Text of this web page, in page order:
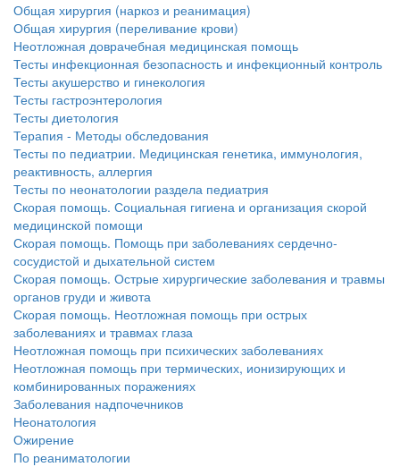
Общая хирургия (наркоз и реанимация)
Общая хирургия (переливание крови)
Неотложная доврачебная медицинская помощь
Тесты инфекционная безопасность и инфекционный контроль
Тесты акушерство и гинекология
Тесты гастроэнтерология
Тесты диетология
Терапия - Методы обследования
Тесты по педиатрии. Медицинская генетика, иммунология,
реактивность, аллергия
Тесты по неонатологии раздела педиатрия
Скорая помощь. Социальная гигиена и организация скорой
медицинской помощи
Скорая помощь. Помощь при заболеваниях сердечно-
сосудистой и дыхательной систем
Скорая помощь. Острые хирургические заболевания и травмы
органов груди и живота
Скорая помощь. Неотложная помощь при острых
заболеваниях и травмах глаза
Неотложная помощь при психических заболеваниях
Неотложная помощь при термических, ионизирующих и
комбинированных поражениях
Заболевания надпочечников
Неонатология
Ожирение
По реаниматологии